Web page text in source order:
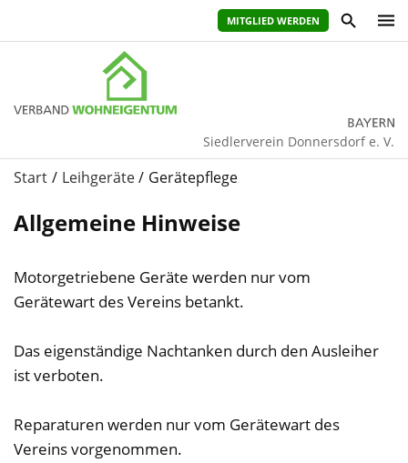
MITGLIED WERDEN
Siedlerverein Donnersdorf e. V.
Start Leihgeräte Gerätepflege
Allgemeine Hinweise
Motorgetriebene Geräte werden nur vom
Gerätewart des Vereins betankt.
Das eigenständige Nachtanken durch den Ausleiher
ist verboten.
Reparaturen werden nur vom Gerätewart des
Vereins vorgenommen.